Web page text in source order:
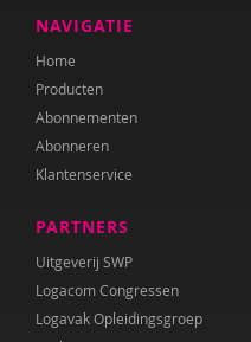
NAVIGATIE
Home
Producten
Abonnementen
Abonneren
Klantenservice
PARTNERS
Uitgeverij SWP
Logacom Congressen
Logavak Opleidingsgroep